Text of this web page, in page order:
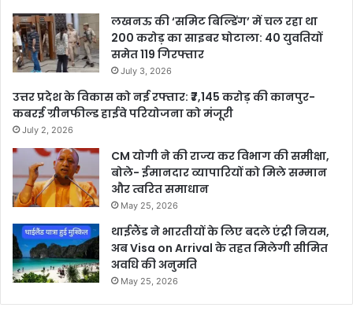
लखनऊ की ‘समिट बिल्डिंग’ में चल रहा था
200 करोड़ का साइबर घोटाला: 40 युवतियों
समेत 119 गिरफ्तार
July 3, 2026
उत्तर प्रदेश के विकास को नई रफ्तार: ₹7,145 करोड़ की कानपुर-
कबरई ग्रीनफील्ड हाईवे परियोजना को मंजूरी
July 2, 2026
CM योगी ने की राज्य कर विभाग की समीक्षा,
बोले- ईमानदार व्यापारियों को मिले सम्मान
और त्वरित समाधान
May 25, 2026
थाईलैंड ने भारतीयों के लिए बदले एंट्री नियम,
अब Visa on Arrival के तहत मिलेगी सीमित
अवधि की अनुमति
May 25, 2026